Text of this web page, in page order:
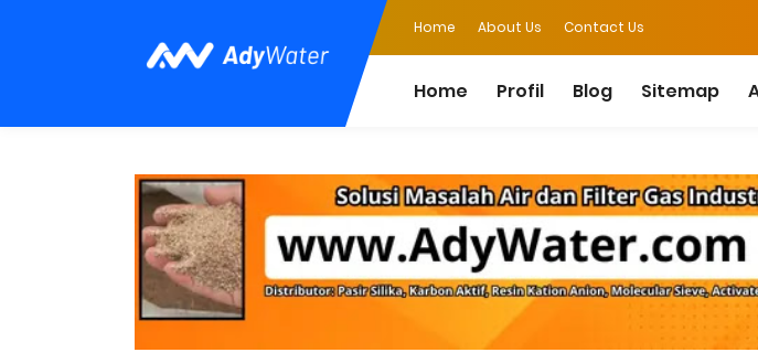
Home About Us Contact Us
Home Profil Blog Sitemap